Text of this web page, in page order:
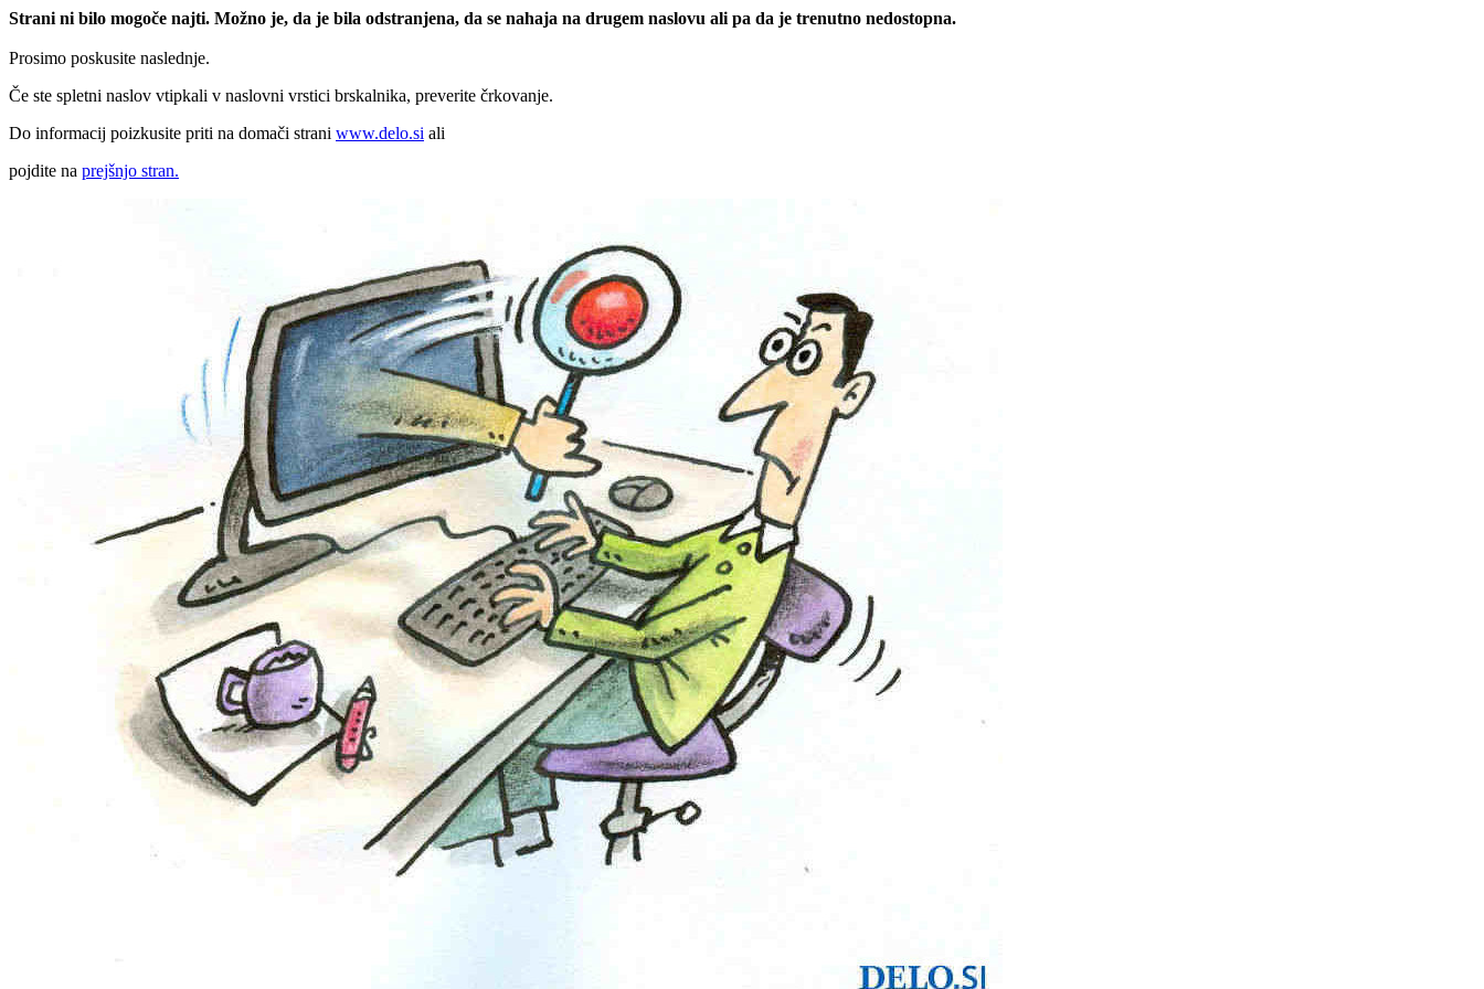
Strani ni bilo mogoče najti. Možno je, da je bila odstranjena, da se nahaja na drugem naslovu ali pa da je trenutno nedostopna.
Prosimo poskusite naslednje.
Če ste spletni naslov vtipkali v naslovni vrstici brskalnika, preverite črkovanje.
Do informacij poizkusite priti na domači strani www.delo.si ali
pojdite na prejšnjo stran.